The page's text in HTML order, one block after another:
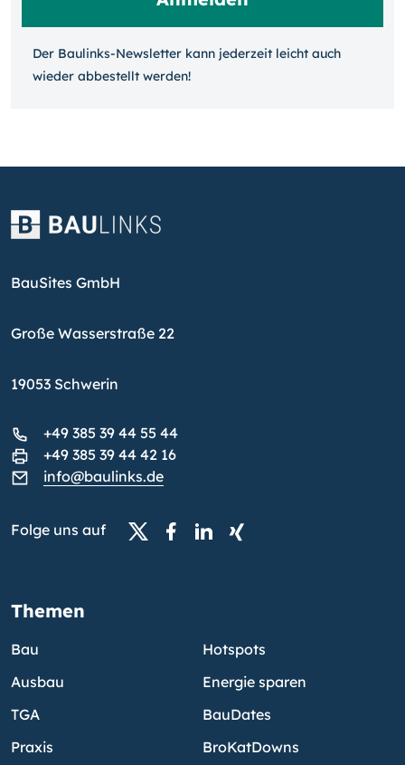
Der Baulinks-Newsletter kann jeder­zeit leicht auch
wieder ab­bestellt werden!
BauSites GmbH
Große Wasserstraße 22
19053 Schwerin
+49 385 39 44 55 44
+49 385 39 44 42 16
info@baulinks.de
Folge uns auf
Themen
Bau
Ausbau
TGA
Praxis
Hotspots
Energie sparen
BauDates
BroKatDowns